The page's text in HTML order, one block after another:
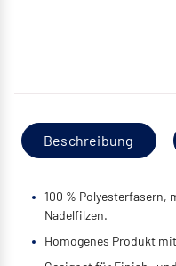
Beschreibung
100 % Polyesterfasern,
Nadelfilzen.
Homogenes Produkt